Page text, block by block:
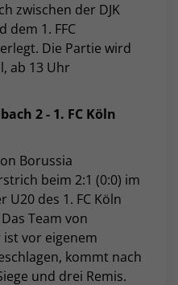
zwischen der DJK
dem 1. FFC
Die Partie wird
ab 13 Uhr
2 - 1. FC Köln
Borussia
beim 2:1 (0:0) im
des 1. FC Köln
Team von
vor eigenem
kommt nach
und drei Remis.